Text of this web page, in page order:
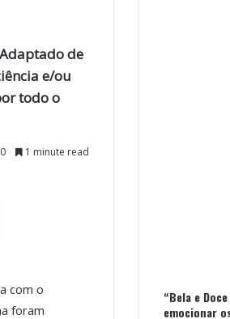
de
e/ou
todo o
0
1 minute read
com o
foram
“Bela e
emocionar